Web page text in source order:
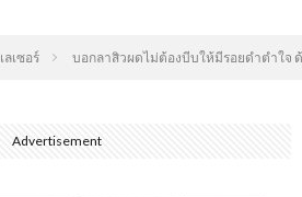
เลเซอร์ บอกลาสิวผดไม่ต้องบีบให้มีรอยดำตำใจ
Advertisement